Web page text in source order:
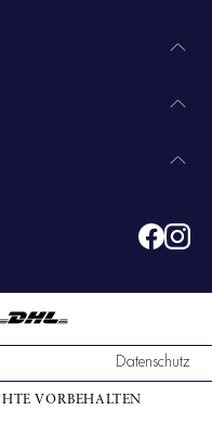
Datenschutz
VORBEHALTEN